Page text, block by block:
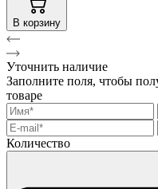
В корзину
Уточнить наличие
Заполните поля, чтобы
товаре
Количество